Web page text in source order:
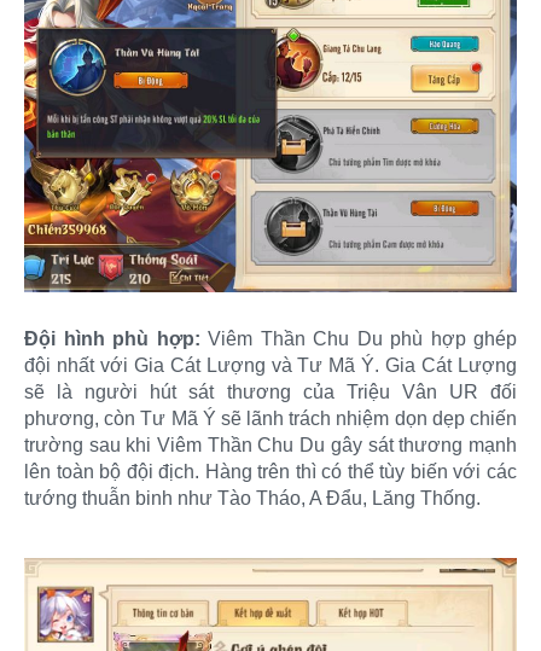
Đội hình phù hợp: Viêm Thần Chu Du phù hợp ghép
đội nhất với Gia Cát Lượng và Tư Mã Ý. Gia Cát Lượng
sẽ là người hút sát thương của Triệu Vân UR đối
phương, còn Tư Mã Ý sẽ lãnh trách nhiệm dọn dẹp chiến
trường sau khi Viêm Thần Chu Du gây sát thương mạnh
lên toàn bộ đội địch. Hàng trên thì có thể tùy biến với các
tướng thuẫn binh như Tào Tháo, A Đẩu, Lăng Thống.​